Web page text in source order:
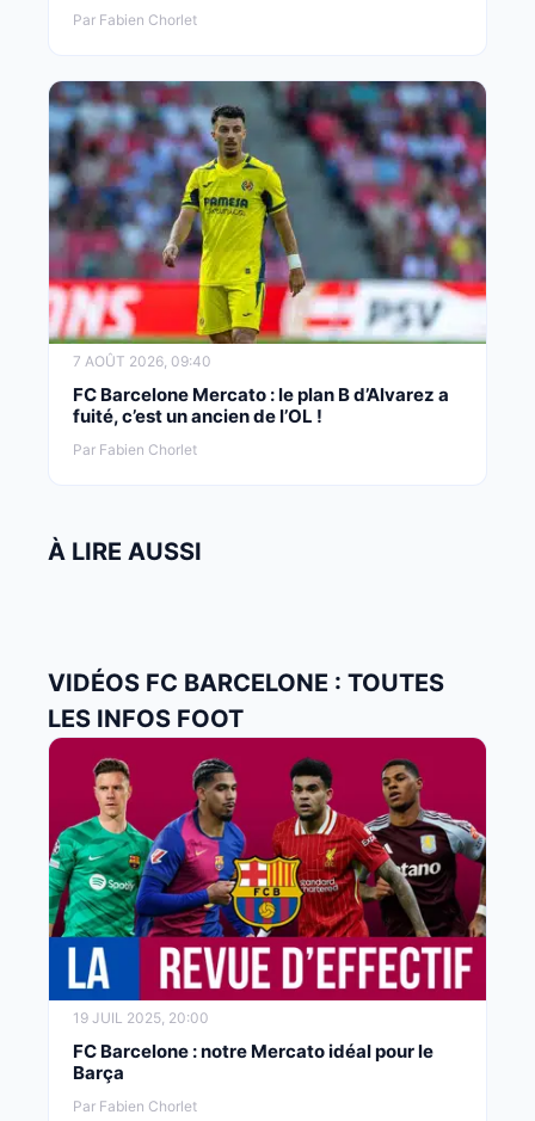
Par Fabien Chorlet
7 AOÛT 2026, 09:40
FC Barcelone Mercato : le plan B d’Alvarez a
fuité, c’est un ancien de l’OL !
Par Fabien Chorlet
À LIRE AUSSI
VIDÉOS FC BARCELONE : TOUTES
LES INFOS FOOT
19 JUIL 2025, 20:00
FC Barcelone : notre Mercato idéal pour le
Barça
Par Fabien Chorlet